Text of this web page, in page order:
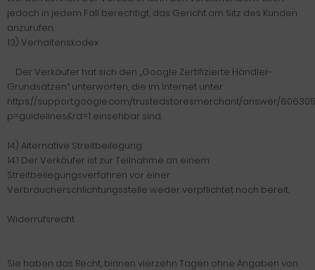
jedoch in jedem Fall berechtigt, das Gericht am Sitz des Kunden
anzurufen.
13) Verhaltenskodex
Der Verkäufer hat sich den „Google Zertifizierte Händler-
Grundsätzen“ unterworfen, die im Internet unter
https://support.google.com/trustedstoresmerchant/answer/
p=guidelines&rd=1 einsehbar sind.
14) Alternative Streitbeilegung
14.1 Der Verkäufer ist zur Teilnahme an einem
Streitbeilegungsverfahren vor einer
Verbraucherschlichtungsstelle weder verpflichtet noch bereit.
Widerrufsrecht
Sie haben das Recht, binnen vierzehn Tagen ohne Angaben von